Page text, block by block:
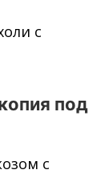
с
под
с